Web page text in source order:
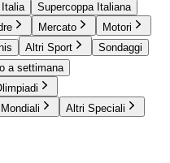
Italia
Supercoppa Italiana
Mercato
Motori
Altri Sport
Sondaggi
a settimana
Altri Speciali